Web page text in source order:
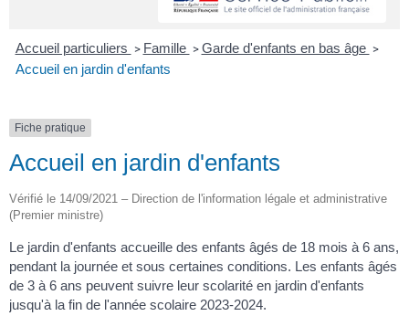
Accueil particuliers > Famille > Garde d'enfants en bas âge >
Accueil en jardin d'enfants
Fiche pratique
Accueil en jardin d'enfants
Vérifié le 14/09/2021 – Direction de l'information légale et administrative
(Premier ministre)
Le jardin d'enfants accueille des enfants âgés de 18 mois à 6 ans,
pendant la journée et sous certaines conditions. Les enfants âgés
de 3 à 6 ans peuvent suivre leur scolarité en jardin d'enfants
jusqu'à la fin de l'année scolaire 2023-2024.